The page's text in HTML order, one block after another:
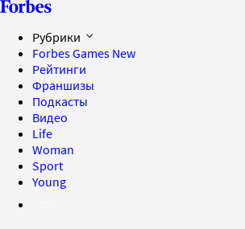
Рубрики
Forbes Games New
Рейтинги
Франшизы
Подкасты
Видео
Life
Woman
Sport
Young